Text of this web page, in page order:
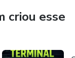
criou esse